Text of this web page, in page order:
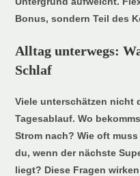
Bonus, sondern Teil des
Alltag unterwegs:
Schlaf
Viele unterschätzen nicht
Tagesablauf. Wo
Strom nach? Wie oft
du, wenn der nächste
liegt? Diese Fragen